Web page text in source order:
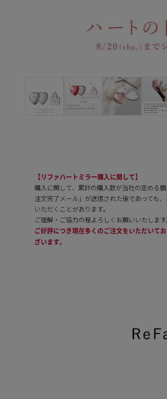
【リファハートミラー購入に関して】
購入に関して、累計の購入数が当社の定める
注文完了メール」が送信された後であっても
いただくことがあります。
ご理解・ご協力の程よろしくお願いいたします
ご好評につき現在多くのご注文をいただいて
ざいます。